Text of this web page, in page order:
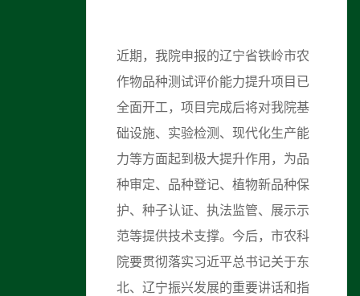
近期，我院申报的辽宁省铁岭市农
作物品种测试评价能力提升项目已
全面开工，项目完成后将对我院基
础设施、实验检测、现代化生产能
力等方面起到极大提升作用，为品
种审定、品种登记、植物新品种保
护、种子认证、执法监管、展示示
范等提供技术支撑。今后，市农科
院要贯彻落实习近平总书记关于东
北、辽宁振兴发展的重要讲话和指